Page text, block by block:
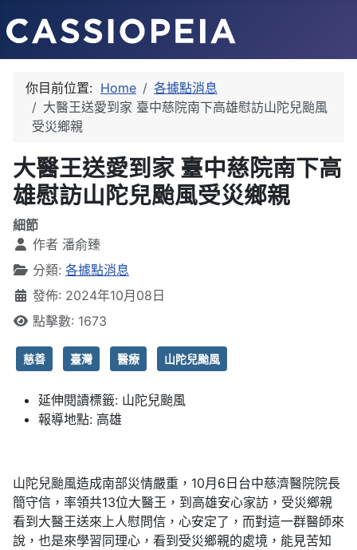
你目前位置: Home
各據點消息
大醫王送愛到家 臺中慈院南下高雄慰訪山陀兒颱風
受災鄉親
大醫王送愛到家 臺中慈院南下高
雄慰訪山陀兒颱風受災鄉親
細節
作者 潘俞臻
分類: 各據點消息
發佈: 2024年10月08日
點擊數: 1673
慈善 臺灣 醫療 山陀兒颱風
延伸閱讀標籤: 山陀兒颱風
報導地點: 高雄
山陀兒颱風造成南部災情嚴重，10月6日台中慈濟醫院院長
簡守信，率領共13位大醫王，到高雄安心家訪，受災鄉親
看到大醫王送來上人慰問信，心安定了，而對這一群醫師來
說，也是來學習同理心，看到受災鄉親的處境，能見苦知